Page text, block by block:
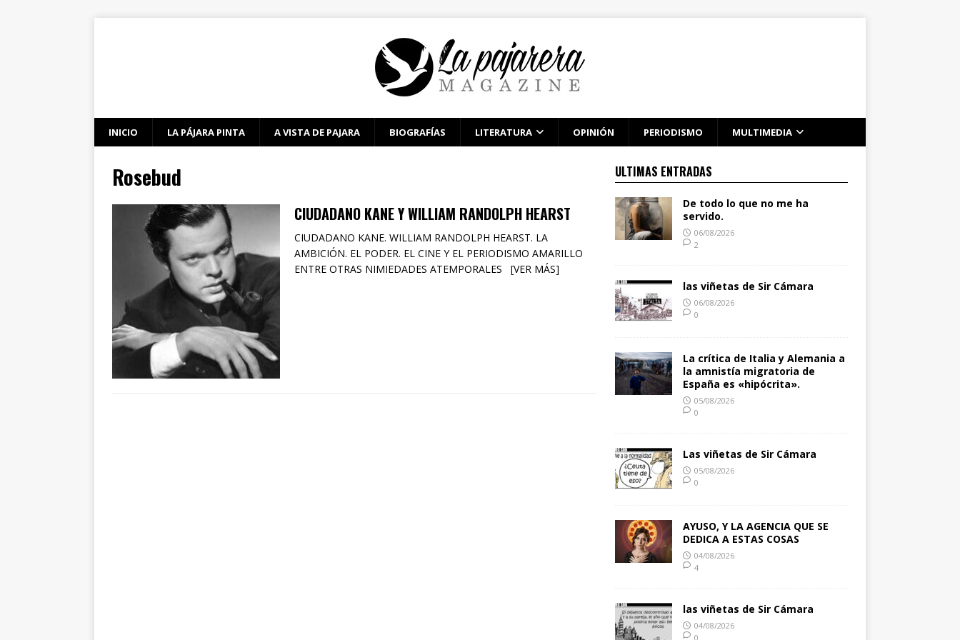
INICIO LA PÁJARA PINTA A VISTA DE PAJARA BIOGRAFÍAS LITERATURA OPINIÓN PERIODISMO MULTIMEDIA
Rosebud
CIUDADANO KANE Y WILLIAM RANDOLPH HEARST
CIUDADANO KANE. WILLIAM RANDOLPH HEARST. LA
AMBICIÓN. EL PODER. EL CINE Y EL PERIODISMO AMARILLO
ENTRE OTRAS NIMIEDADES ATEMPORALES [VER MÁS]
ULTIMAS ENTRADAS
De todo lo que no me ha
servido.
06/08/2026
2
las viñetas de Sir Cámara
06/08/2026
0
La crítica de Italia y Alemania a
la amnistía migratoria de
España es «hipócrita».
05/08/2026
0
Las viñetas de Sir Cámara
05/08/2026
0
AYUSO, Y LA AGENCIA QUE SE
DEDICA A ESTAS COSAS
04/08/2026
4
las viñetas de Sir Cámara
04/08/2026
0